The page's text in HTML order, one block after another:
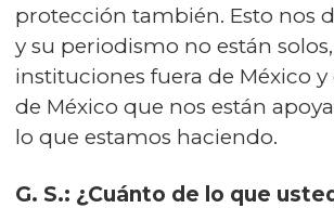
protección también. Esto nos
y su periodismo no están
instituciones fuera de México
de México que nos están
lo que estamos haciendo.
G. S.: ¿Cuánto de lo que